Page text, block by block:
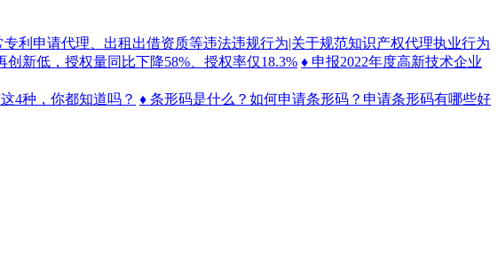
利申请代理、出租出借资质等违法违规行为|关于规范知识产权代理执业行为
新低，授权量同比下降58%、授权率仅18.3% ♦ 申报2022年度高新技术企业
4种，你都知道吗？ ♦ 条形码是什么？如何申请条形码？申请条形码有哪些好